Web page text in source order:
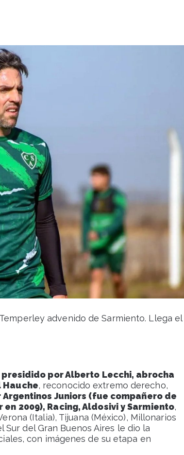
advenido de Sarmiento. Llega el
por Alberto Lecchi, abrocha
Hauche, reconocido extremo derecho,
Juniors (fue compañero de
2009), Racing, Aldosivi y Sarmiento,
(Italia), Tijuana (México), Millonarios
Sur del Gran Buenos Aires le dio la
con imágenes de su etapa en